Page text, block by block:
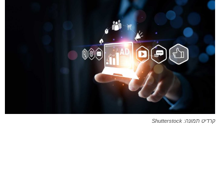
קרדיט תמונה: Shutterstock